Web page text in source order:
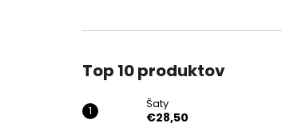
Top 10 produktov
Šaty
€28,50